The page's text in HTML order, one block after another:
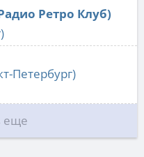
Ретро Клуб)
Петербург)
еще